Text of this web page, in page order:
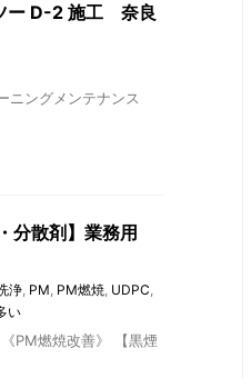
ー D-2 施工 奈良
ニングメンテナンス
散剤】業務用
浄, PM, PM燃焼, UDPC,
い
PM燃焼改善》 【黒煙